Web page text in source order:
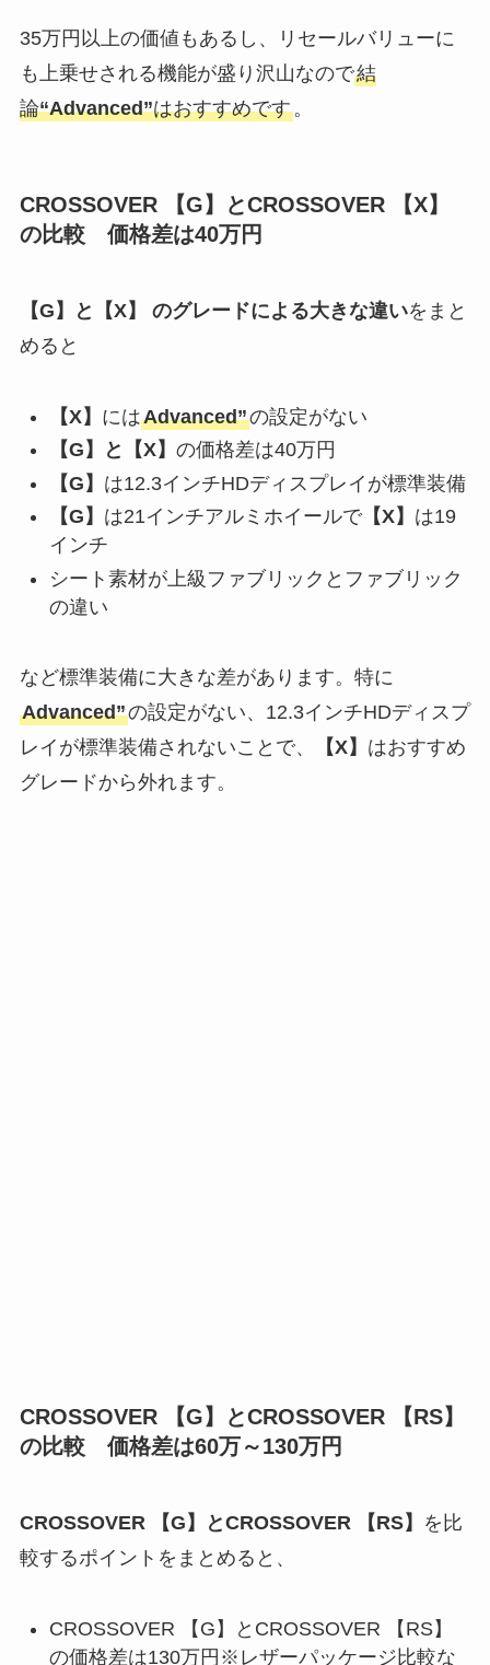
35万円以上の価値もあるし、リセールバリューに
も上乗せされる機能が盛り沢山なので結
論“Advanced”はおすすめです。
CROSSOVER 【G】とCROSSOVER 【X】
の比較
価格差は40万円
【G 】と 【X】 のグレードによる大きな違いをまと
めると
【X】 にはAdvanced”の設定がない
【G 】と 【X】 の価格差は40万円
【G 】 は12.3インチHDディスプレイが標準装備
【G 】 は21インチアルミホイールで【X】 は19
インチ
シート素材が上級ファブリックとファブリック
の違い
など標準装備に大きな差があります。特に
Advanced”の設定がない、12.3インチHDディスプ
レイが標準装備されないことで、
【X】 はおすすめ
グレードから外れます。
CROSSOVER 【G】 とCROSSOVER 【RS】
の比較価格差は60万～130万円
CROSSOVER 【G 】 とCROSSOVER 【RS】
を比
較するポイントをまとめると、
CROSSOVER 【G】とCROSSOVER 【RS】
の価格差は130万円※レザーパッケージ比較な